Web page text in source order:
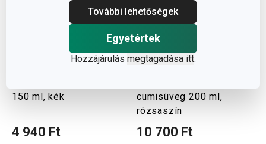
További lehetőségek
Egyetértek
Hozzájárulás megtagadása itt.
150 ml, kék
4 940 Ft
cumisüveg 200 ml,
rózsaszín
10 700 Ft